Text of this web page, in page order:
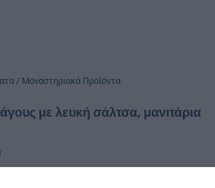
/ Μοναστηριακά Προϊόντα
με λευκή σάλτσα, μανιτάρια